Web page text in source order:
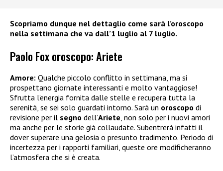
Scopriamo dunque nel dettaglio come sarà l’oroscopo
nella settimana che va dall’1 luglio al 7 luglio.
Paolo Fox oroscopo: Ariete
Amore: Qualche piccolo conflitto in settimana, ma si
prospettano giornate interessanti e molto vantaggiose!
Sfrutta l’energia fornita dalle stelle e recupera tutta la
serenità, se sei solo guardati intorno. Sarà un oroscopo di
revisione per il segno dell’Ariete , non solo per i nuovi amori
ma anche per le storie già collaudate. Subentrerà infatti il
dover superare una gelosia o presunto tradimento. Periodo di
incertezza per i rapporti familiari, queste ore modificheranno
l’atmosfera che si è creata.